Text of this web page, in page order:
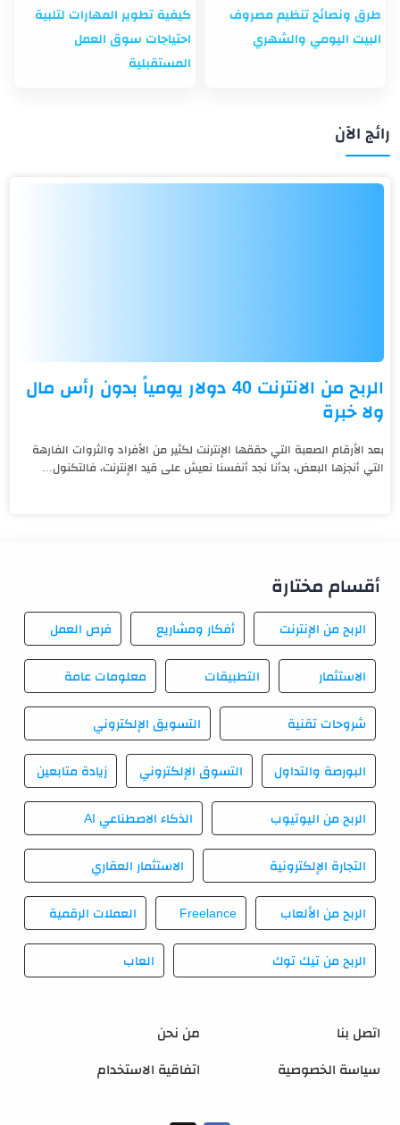
طرق ونصائح تنظيم مصروف
البيت اليومي والشهري
كيفية تطوير المهارات لتلبية
احتياجات سوق العمل
المستقبلية
رائج الآن
الربح من الانترنت 40 دولار يومياً بدون رأس مال
ولا خبرة
بعد الأرقام الصعبة التي حققها الإنترنت لكثير من الأفراد والثروات الفارهة
التي أنجزها البعض، بدأنا نجد أنفسنا نعيش على قيد الإنترنت، فالتكنول...
اتصل بنا من نحن
سياسة الخصوصية اتفاقية الاستخدام
أقسام مختارة
الربح من الإنترنت أفكار ومشاريع فرص العمل
الاستثمار التطبيقات معلومات عامة
شروحات تقنية التسويق الإلكتروني
البورصة والتداول التسوق الإلكتروني زيادة متابعين
الربح من اليوتيوب الذكاء الاصطناعي AI
التجارة الإلكترونية الاستثمار العقاري
الربح من الألعاب Freelance العملات الرقمية
الربح من تيك توك العاب